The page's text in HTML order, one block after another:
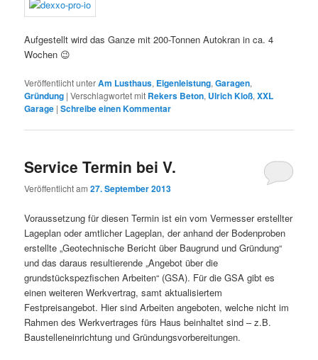
Aufgestellt wird das Ganze mit 200-Tonnen Autokran in ca. 4
Wochen 😉
Veröffentlicht unterAm Lusthaus, Eigenleistung,Garagen,
Gründung |Verschlagwortet mit Rekers Beton, Ulrich Kloß,XXL
Garage |Schreibe einen Kommentar
Service Termin bei V.
Veröffentlicht am27. September 2013
Voraussetzung für diesen Termin ist ein vom Vermesser erstellter
Lageplan oder amtlicher Lageplan, der anhand der Bodenproben
erstellte „Geotechnische Bericht über Baugrund und Gründung“
und das daraus resultierende „Angebot über die
grundstückspezfischen Arbeiten“ (GSA). Für die GSA gibt es
einen weiteren Werkvertrag, samt aktualisiertem
Festpreisangebot. Hier sind Arbeiten angeboten, welche nicht im
Rahmen des Werkvertrages fürs Haus beinhaltet sind – z.B.
Baustelleneinrichtung und Gründungsvorbereitungen.